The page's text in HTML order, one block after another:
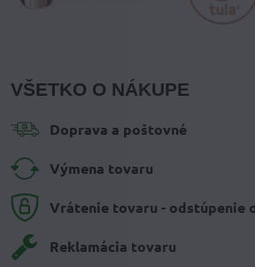
VŠETKO O NÁKUPE
Doprava a poštovné
Výmena tovaru
Vrátenie tovaru - odstúpenie
Reklamácia tovaru